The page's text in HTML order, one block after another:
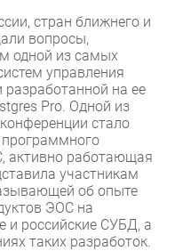
стран ближнего и
вопросы,
одной из самых
управления
на ее
Pro. Одной из
стало
активно работающая
участникам
об опыте
ЭОС на
и российские СУБД, а
таких разработок.